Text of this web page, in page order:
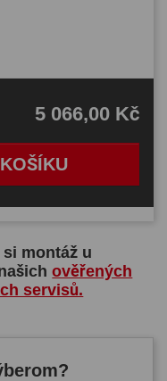
5 066,00 Kč
montáž u
ověřených
servisů.